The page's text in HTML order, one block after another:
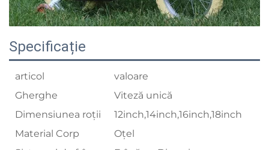
Specificație
articol
valoare
Gherghe
Viteză unică
Dimensiunea roții
12inch,14inch,16inch,18inch
Material Corp
Oțel